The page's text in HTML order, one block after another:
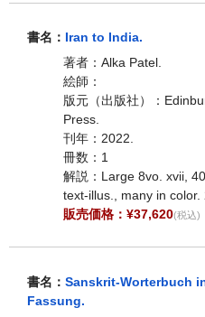
書名： Iran to India.
著者：Alka Patel.
絵師：
版元（出版社）：
Press.
刊年：2022.
冊数：1
解説：Large 8vo. xvii,
text-illus., many in color.
販売価格：¥37,620(税込)
書名： Sanskrit-Worterbuch
Fassung.